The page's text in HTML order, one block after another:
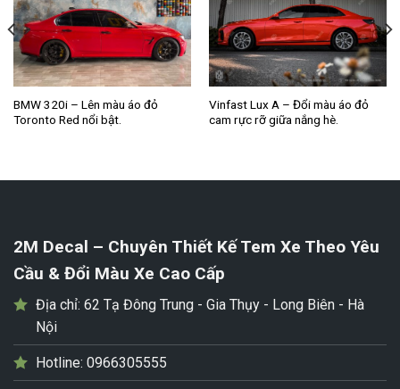
BMW 320i – Lên màu áo đỏ
Toronto Red nổi bật.
Vinfast Lux A – Đổi màu áo đỏ
cam rực rỡ giữa nắng hè.
2M Decal – Chuyên Thiết Kế Tem Xe Theo Yêu
Cầu & Đổi Màu Xe Cao Cấp
Địa chỉ: 62 Tạ Đông Trung - Gia Thụy - Long Biên - Hà
Nội
Hotline: 0966305555